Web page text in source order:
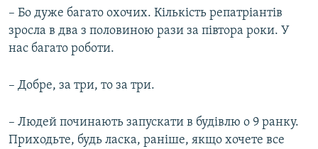
– Бо дуже багато охочих. Кількість репатріантів
зросла в два з половиною рази за півтора роки. У
нас багато роботи.
– Добре, за три, то за три.
– Людей починають запускати в будівлю о 9 ранку.
Приходьте, будь ласка, раніше, якщо хочете все